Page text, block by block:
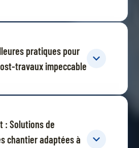
pratiques pour
travaux impeccable
: Solutions de
chantier adaptées à